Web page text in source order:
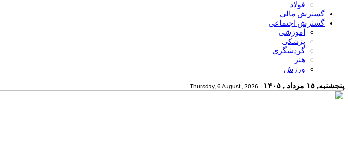
فولاد
گسترش مالی
گسترش اجتماعی
آموزشی
پزشکی
گردشگری
هنر
ورزش
پنجشنبه, ۱۵ مرداد , ۱۴۰۵ |
Thursday, 6 August , 2026